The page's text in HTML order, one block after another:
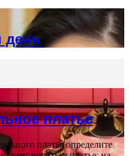
день
платье
платья определите